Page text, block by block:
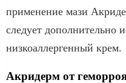
применение мази
следует дополнительно
низкоаллергенный крем.
Акридерм от